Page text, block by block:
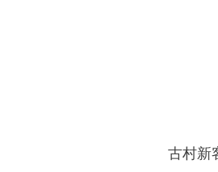
古村新客